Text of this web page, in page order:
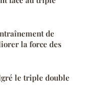
de
la force des
le triple double